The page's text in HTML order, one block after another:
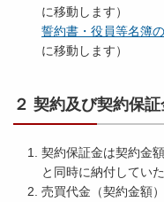
に移動します）
誓約書・役員等名簿
に移動します）
２ 契約及び契約保
契約保証金は契約金
と同時に納付してい
売買代金（契約金額